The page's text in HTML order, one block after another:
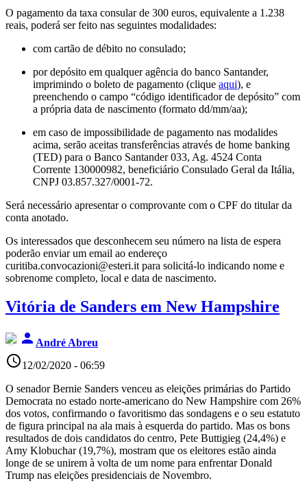
O pagamento da taxa consular de 300 euros, equivalente a 1.238
reais, poderá ser feito nas seguintes modalidades:
com cartão de débito no consulado;
por depósito em qualquer agência do banco Santander,
imprimindo o boleto de pagamento (clique aqui), e
preenchendo o campo “código identificador de depósito” com
a própria data de nascimento (formato dd/mm/aa);
em caso de impossibilidade de pagamento nas modalides
acima, serão aceitas transferências através de home banking
(TED) para o Banco Santander 033, Ag. 4524 Conta
Corrente 130000982, beneficiário Consulado Geral da Itália,
CNPJ 03.857.327/0001-72.
Será necessário apresentar o comprovante com o CPF do titular da
conta anotado.
Os interessados que desconhecem seu número na lista de espera
poderão enviar um email ao endereço
curitiba.convocazioni@esteri.it para solicitá-lo indicando nome e
sobrenome completo, local e data de nascimento.
Vitória de Sanders em New Hampshire
person André Abreu
access_time12/02/2020 - 06:59
O senador Bernie Sanders venceu as eleições primárias do Partido
Democrata no estado norte-americano do New Hampshire com 26%
dos votos, confirmando o favoritismo das sondagens e o seu estatuto
de figura principal na ala mais à esquerda do partido. Mas os bons
resultados de dois candidatos do centro, Pete Buttigieg (24,4%) e
Amy Klobuchar (19,7%), mostram que os eleitores estão ainda
longe de se unirem à volta de um nome para enfrentar Donald
Trump nas eleições presidenciais de Novembro.